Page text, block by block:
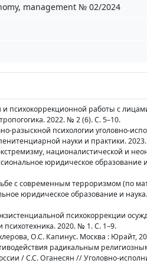
management № 02/2024
и психокоррекционной работы с
2022. № 2 (6). С. 5–10.
разыскной психологии уголовно-
науки и практики.
националистической и
юридическое образование
с современным терроризмом (по
юридическое образование и
психокоррекции
2020. № 1. С. 1–9.
О.С. Капинус. Москва : Юрайт,
радикальным
/ С.С. Оганесян // Уголовно-